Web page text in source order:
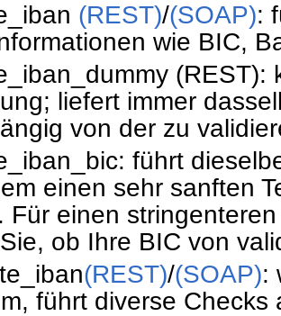
(REST)/(SOAP):
wie BIC,
(REST):
liefert immer
von der zu
führt
einen sehr sanften
Für einen
ob Ihre BIC von
(REST)/(SOAP):
führt diverse